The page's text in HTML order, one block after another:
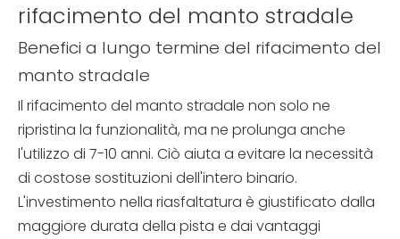
rifacimento del manto stradale
Benefici a lungo termine del rifacimento del
manto stradale
Il rifacimento del manto stradale non solo ne
ripristina la funzionalità, ma ne prolunga anche
l'utilizzo di 7-10 anni. Ciò aiuta a evitare la necessità
di costose sostituzioni dell'intero binario.
L'investimento nella riasfaltatura è giustificato dalla
maggiore durata della pista e dai vantaggi